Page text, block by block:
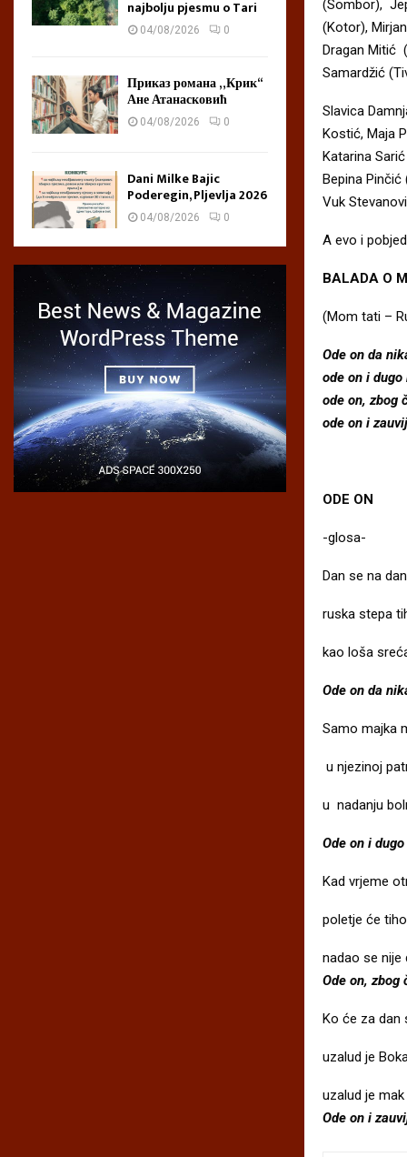
(Sombor),
(Kotor),
Dragan Mitić
Samardžić
Slavica
Kostić, Maja
Katarina
Bepina Pinčić
Vuk
A evo i
BALADA O
(Mom tati –
Ode on da
ode on i
ode on, zbog
ode on i
ODE ON
-glosa-
Dan se na
ruska stepa
kao loša
Ode on da
Samo majka
u njezinoj
u nadanju
Ode on i
Kad vrjeme
poletje će
nadao se nije
Ode on, zbog
Ko će za dan
uzalud je
uzalud je
Ode on i
najbolju pjesmu o Tari
04/08/2026 0
Приказ романа „Крик“
Ане Атанасковић
04/08/2026 0
Dani Milke Bajic
Poderegin, Pljevlja 2026
04/08/2026 0